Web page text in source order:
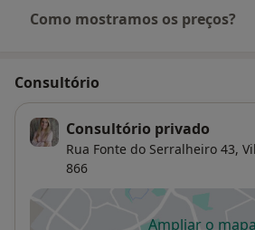
Como mostramos os preços?
Consultório
Consultório privado
Rua Fonte do Serralheiro 43,
866
Ampliar o mapa